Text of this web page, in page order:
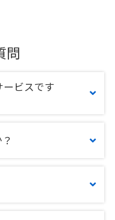
問
ービスです